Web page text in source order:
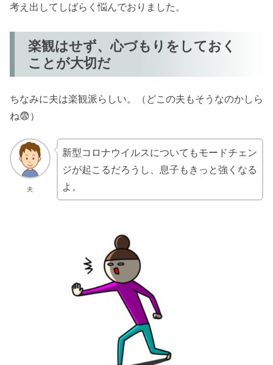
考え出してしばらく悩んでおりました。
楽観はせず、心づもりをしておく
ことが大切だ
ちなみに夫は楽観派らしい。（どこの夫もそうなのかしら
ね😨）
夫
新型コロナウイルスについてもモードチェン
ジが起こるだろうし、息子もきっと強くなる
よ。